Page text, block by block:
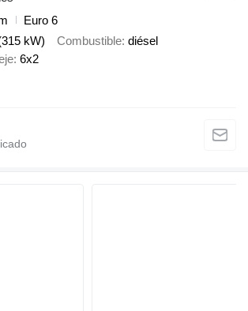
Euro 6
kW) Combustible diésel
6x2